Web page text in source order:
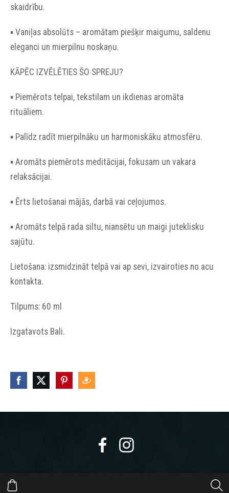
skaidrību.
▪︎ Vaniļas absolūts – aromātam piešķir maigumu, saldenu
eleganci un mierpilnu noskaņu.
KĀPĒC IZVĒLĒTIES ŠO SPREJU?
▪︎ Piemērots telpai, tekstilam un ikdienas aromāta
rituāliem.
▪︎ Palīdz radīt mierpilnāku un harmoniskāku atmosfēru.
▪︎ Aromāts piemērots meditācijai, fokusam un vakara
relaksācijai.
▪︎ Ērts lietošanai mājās, darbā vai ceļojumos.
▪︎ Aromāts telpā rada siltu, niansētu un maigi juteklisku
sajūtu.
Lietošana: izsmidzināt telpā vai ap sevi, izvairoties no acu
kontakta.
Tilpums: 60 ml
Izgatavots Bali.